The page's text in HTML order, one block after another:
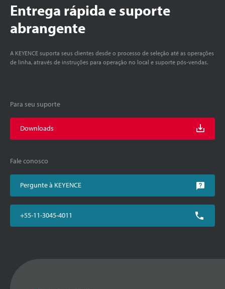
Entrega rápida e suporte
abrangente
A KEYENCE suporta seus clientes desde o processo de seleção até as operações
de linha, através de instruções para operação no local e suporte pós-vendas.
Para seu suporte
Downloads
Fale conosco
Pergunte à KEYENCE
+55-11-3045-4011